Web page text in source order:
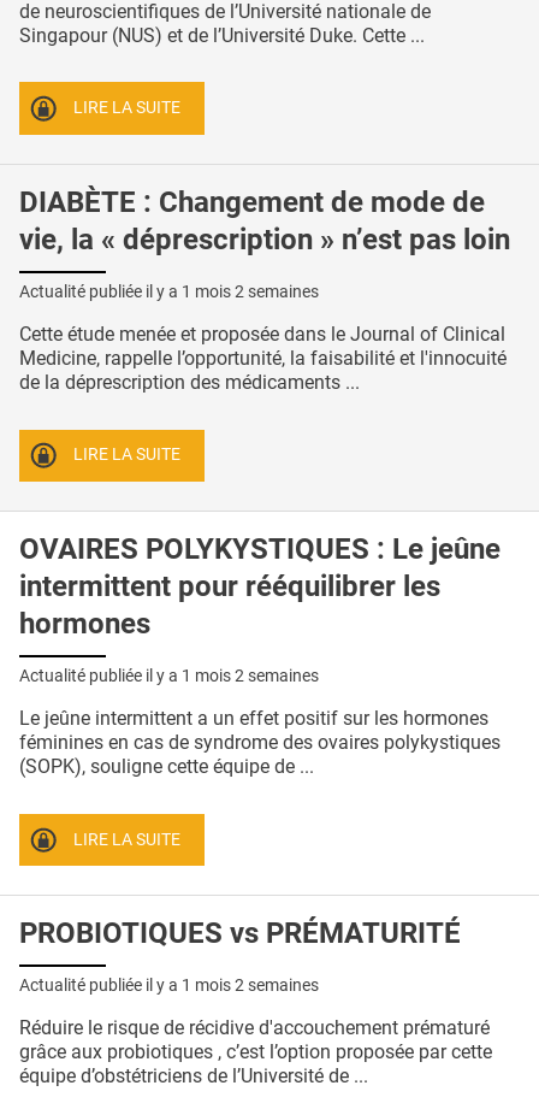
de neuroscientifiques de l’Université nationale de
Singapour (NUS) et de l’Université Duke. Cette ...
LIRE LA SUITE
DIABÈTE : Changement de mode de
vie, la « déprescription » n’est pas loin
Actualité publiée il y a 1 mois 2 semaines
Cette étude menée et proposée dans le Journal of Clinical
Medicine, rappelle l’opportunité, la faisabilité et l'innocuité
de la déprescription des médicaments ...
LIRE LA SUITE
OVAIRES POLYKYSTIQUES : Le jeûne
intermittent pour rééquilibrer les
hormones
Actualité publiée il y a 1 mois 2 semaines
Le jeûne intermittent a un effet positif sur les hormones
féminines en cas de syndrome des ovaires polykystiques
(SOPK), souligne cette équipe de ...
LIRE LA SUITE
PROBIOTIQUES vs PRÉMATURITÉ
Actualité publiée il y a 1 mois 2 semaines
Réduire le risque de récidive d'accouchement prématuré
grâce aux probiotiques , c’est l’option proposée par cette
équipe d’obstétriciens de l’Université de ...